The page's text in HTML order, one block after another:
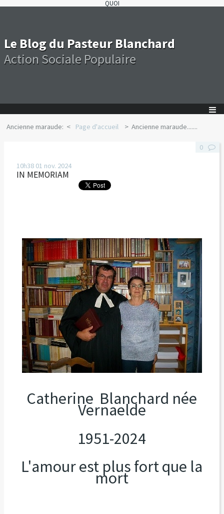
QUOI
Le Blog du Pasteur Blanchard
Action Sociale Populaire
Ancienne maraude: Page d'accueil Ancienne maraude.......
10h38 01 nov. 2024
IN MEMORIAM
Catherine Blanchard née
Vernaelde
1951-2024
L'amour est plus fort que la
mort
0